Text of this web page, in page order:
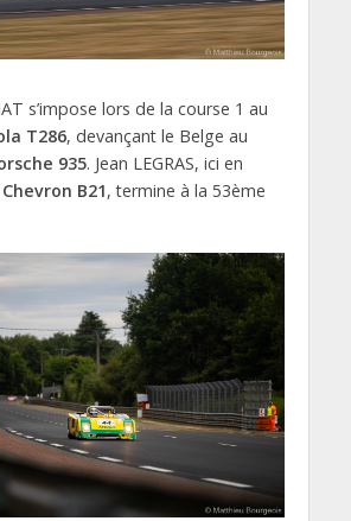
s’impose lors de la course 1 au
T286, devançant le Belge au
935. Jean LEGRAS, ici en
Chevron B21, termine à la 53ème